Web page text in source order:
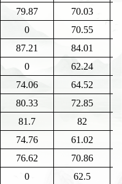
79.87
70.03
0
70.55
87.21
84.01
0
62.24
74.06
64.52
80.33
72.85
81.7
82
74.76
61.02
76.62
70.86
0
62.5